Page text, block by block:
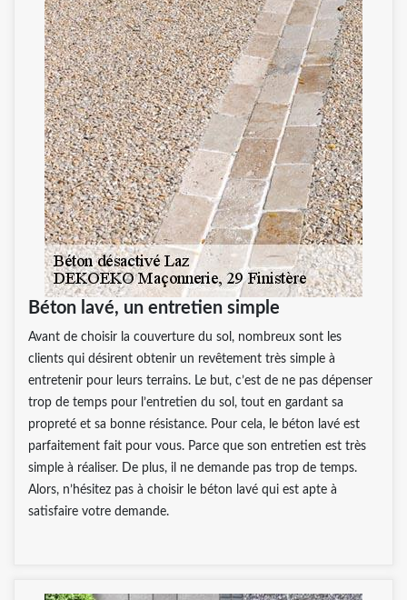
Béton lavé, un entretien simple
Avant de choisir la couverture du sol, nombreux sont les
clients qui désirent obtenir un revêtement très simple à
entretenir pour leurs terrains. Le but, c’est de ne pas dépenser
trop de temps pour l’entretien du sol, tout en gardant sa
propreté et sa bonne résistance. Pour cela, le béton lavé est
parfaitement fait pour vous. Parce que son entretien est très
simple à réaliser. De plus, il ne demande pas trop de temps.
Alors, n’hésitez pas à choisir le béton lavé qui est apte à
satisfaire votre demande.